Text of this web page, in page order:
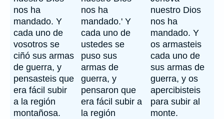
nos ha
mandado. Y
cada uno de
vosotros se
ciñó sus armas
de guerra, y
pensasteis que
era fácil subir
a la región
montañosa.
nos ha
mandado.' Y
cada uno de
ustedes se
puso sus
armas de
guerra, y
pensaron que
era fácil subir a
la región
nuestro Dios
nos ha
mandado. Y
os armasteis
cada uno de
sus armas de
guerra, y os
apercibisteis
para subir al
monte.